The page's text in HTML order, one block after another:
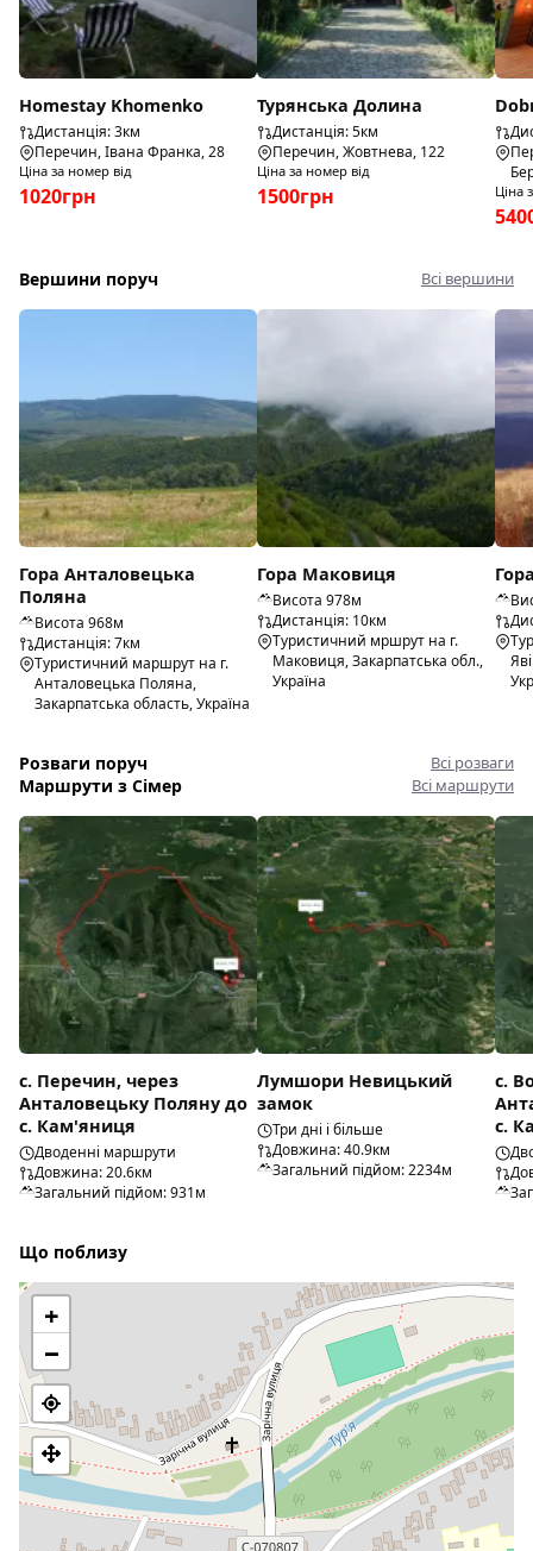
Homestay Khomenko
Дистанція: 3км
Перечин, Івана Франка, 28
Ціна за номер від
1020грн
Турянська Долина
Дистанція: 5км
Перечин, Жовтнева, 122
Ціна за номер від
1500грн Ціна
Вершини поруч Всі вершини
Гора Анталовецька
Поляна
Висота 968м
Дистанція: 7км
Туристичний маршрут на г.
Анталовецька Поляна,
Закарпатська область, Україна
Гора Маковиця
Висота 978м
Дистанція: 10км
Туристичний мршрут на г.
Маковиця, Закарпатська обл.,
Україна
Розваги поруч Всі розваги
Маршрути з Сімер Всі маршрути
с. Перечин, через
Анталовецьку Поляну до
с. Кам'яниця
Дводенні маршрути
Довжина: 20.6км
Загальний підйом: 931м
Лумшори Невицький
замок
Три дні і більше
Довжина: 40.9км
Загальний підйом: 2234м
с.
с.
Що поблизу
+
−